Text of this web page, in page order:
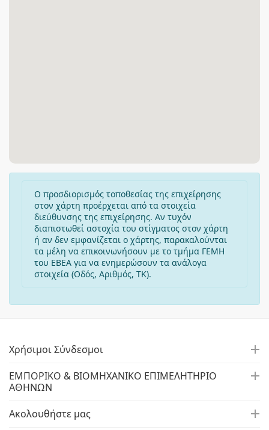
Ο προσδιορισμός τοποθεσίας της επιχείρησης
στον χάρτη προέρχεται από τα στοιχεία
διεύθυνσης της επιχείρησης. Αν τυχόν
διαπιστωθεί αστοχία του στίγματος στον χάρτη
ή αν δεν εμφανίζεται ο χάρτης, παρακαλούνται
τα μέλη να επικοινωνήσουν με το τμήμα ΓΕΜΗ
του ΕΒΕΑ για να ενημερώσουν τα ανάλογα
στοιχεία (Οδός, Αριθμός, ΤΚ).
Χρήσιμοι Σύνδεσμοι
ΕΜΠΟΡΙΚΟ & ΒΙΟΜΗΧΑΝΙΚΟ ΕΠΙΜΕΛΗΤΗΡΙΟ
ΑΘΗΝΩΝ
Ακολουθήστε μας